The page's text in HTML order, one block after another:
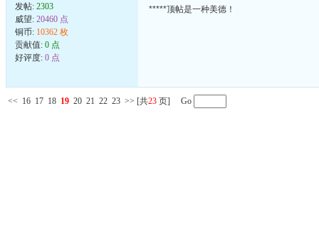
发帖: 2303
威望: 20460 点
铜币: 10362 枚
贡献值: 0 点
好评度: 0 点
*****顶帖是一种美德！
<< 16 17 18 19 20 21 22 23 >> [共23 页] Go